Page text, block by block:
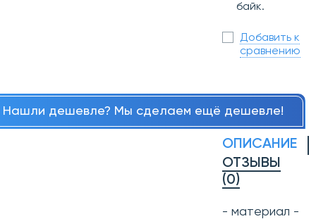
байк.
Добавить к
сравнению
Нашли дешевле? Мы сделаем ещё дешевле!
ОПИСАНИЕ
ОТЗЫВЫ
(0)
- материал -